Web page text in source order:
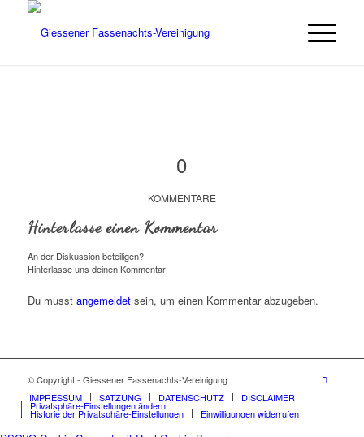
0
KOMMENTARE
Hinterlasse einen Kommentar
An der Diskussion beteiligen?
Hinterlasse uns deinen Kommentar!
Du musst angemeldetsein, um einen Kommentar abzugeben.
© Copyright - Giessener Fassenachts-Vereinigung
IMPRESSUM
SATZUNG DATENSCHUTZ DISCLAIMER
Privatsphäre-Einstellungen ändern
Historie der Privatsphäre-Einstellungen Einwilligungen widerrufen